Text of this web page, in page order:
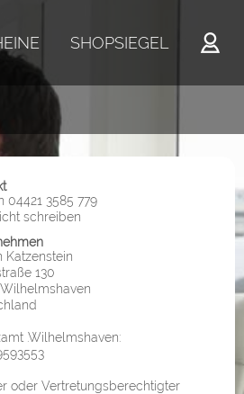
SHOPSIEGEL
04421 3585 779
schreiben
Katzenstein
130
.Wilhelmshaven:
oder Vertretungsberechtigter